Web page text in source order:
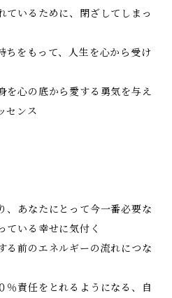
ているために、閉ざしてしまっ
ちをもって、人生を心から受け
を心の底から愛する勇気を与え
センス
、あなたにとって今一番必要な
ている幸せに気付く
る前のエネルギーの流れにつな
％責任をとれるようになる、自